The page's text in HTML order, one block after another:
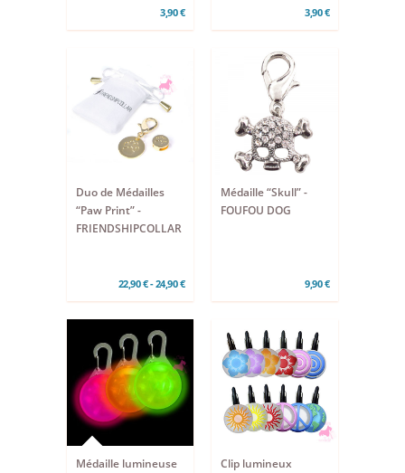
3,90 € 3,90 €
Duo de Médailles
“Paw Print” -
FRIENDSHIPCOLLAR
22,90 € - 24,90 €
Médaille “Skull” -
FOUFOU DOG
9,90 €
Médaille lumineuse
Clip lumineux